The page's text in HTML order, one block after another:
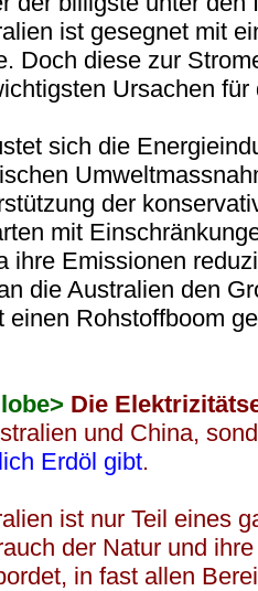
ist gesegnet mit
Doch diese zur
Ursachen
sich die
der
mit
ihre Emissionen
die Australien den
einen Rohstoffboom
Die
und China,
Erdöl gibt.
ist nur Teil eines
der Natur und
in fast allen